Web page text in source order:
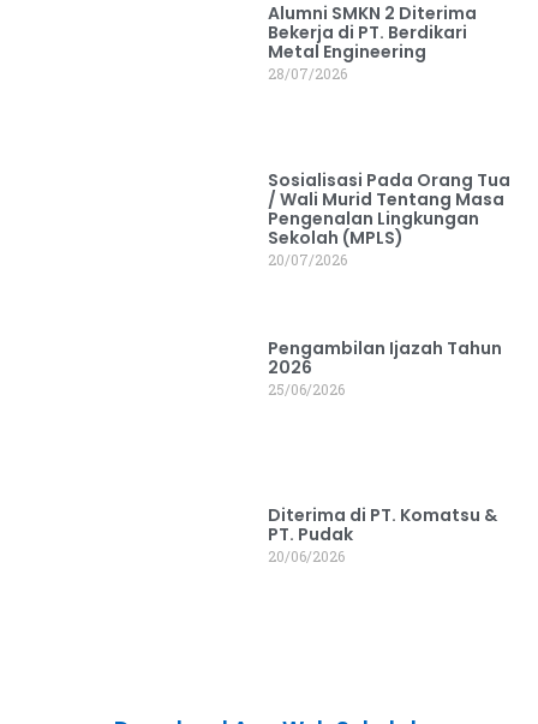
Alumni SMKN 2 Diterima
Bekerja di PT. Berdikari
Metal Engineering
28/07/2026
Sosialisasi Pada Orang Tua
/ Wali Murid Tentang Masa
Pengenalan Lingkungan
Sekolah (MPLS)
20/07/2026
Pengambilan Ijazah Tahun
2026
25/06/2026
Diterima di PT. Komatsu &
PT. Pudak
20/06/2026